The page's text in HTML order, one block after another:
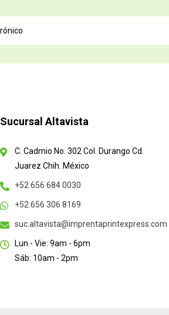
Sucursal Altavista
C. Cadmio No. 302 Col. Durango Cd.
Juarez Chih. México
+52 656 684 0030
+52 656 306 8169
suc.altavista@imprentaprintexpress.com
Lun - Vie: 9am - 6pm
Sáb: 10am - 2pm